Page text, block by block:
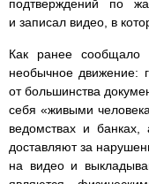
подтверждений по
и записал видео, в
Как ранее сообщало
необычное движение:
от большинства
себя «живыми
ведомствах и
доставляют за
на видео и